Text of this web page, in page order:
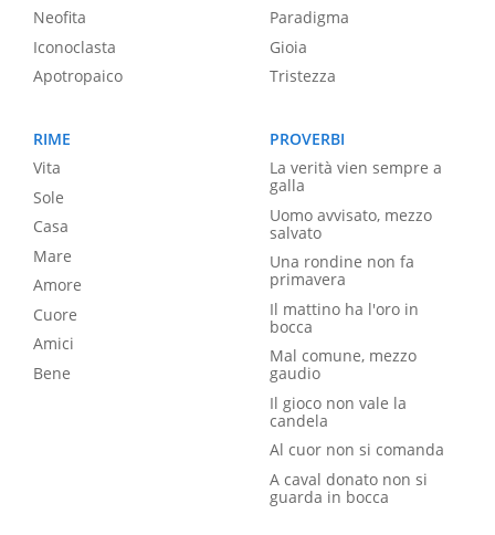
Neofita
Iconoclasta
Apotropaico
Paradigma
Gioia
Tristezza
RIME
Vita
Sole
Casa
Mare
Amore
Cuore
Amici
Bene
PROVERBI
La verità vien sempre a
galla
Uomo avvisato, mezzo
salvato
Una rondine non fa
primavera
Il mattino ha l'oro in
bocca
Mal comune, mezzo
gaudio
Il gioco non vale la
candela
Al cuor non si comanda
A caval donato non si
guarda in bocca